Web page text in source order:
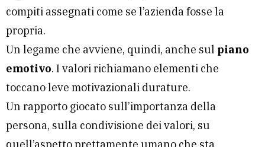
compiti assegnati come se l’azienda fosse la
propria.
Un legame che avviene, quindi, anche sul piano
emotivo. I valori richiamano elementi che
toccano leve motivazionali durature.
Un rapporto giocato sull’importanza della
persona, sulla condivisione dei valori, su
quell’aspetto prettamente umano che sta